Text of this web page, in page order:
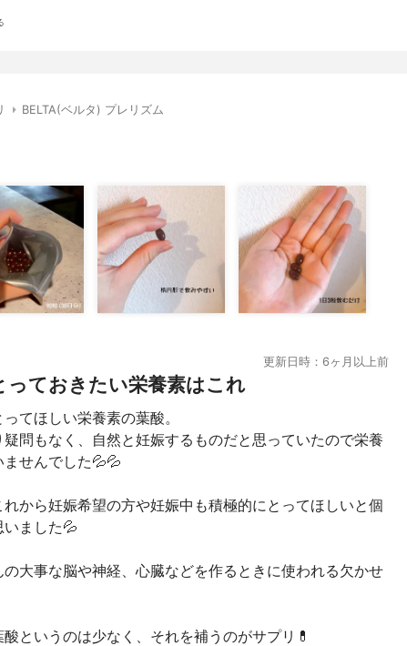
BELTA(ベルタ) プレリズム
更新日時：6ヶ月以上前
っておきたい栄養素はこれ
てほしい栄養素の葉酸。
問もなく、自然と妊娠するものだと思っていたので栄養
せんでした💦💦
から妊娠希望の方や妊娠中も積極的にとってほしいと個
ました💦
大事な脳や神経、心臓などを作るときに使われる欠かせ
というのは少なく、それを補うのがサプリ💊